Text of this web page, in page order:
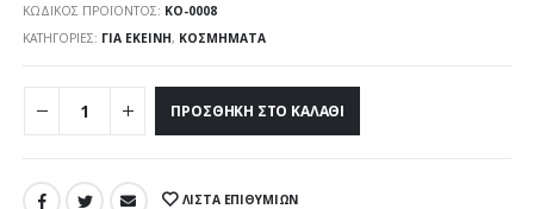
ΚΩΔΙΚΌΣ ΠΡΟΪΌΝΤΟΣ: ΚΟ-0008
ΚΑΤΗΓΟΡΊΕΣ: ΓΙΑ ΕΚΕΊΝΗ, ΚΟΣΜΉΜΑΤΑ
ΠΡΟΣΘΉΚΗ ΣΤΟ ΚΑΛΆΘΙ
ΛΊΣΤΑ ΕΠΙΘΥΜΙΏΝ